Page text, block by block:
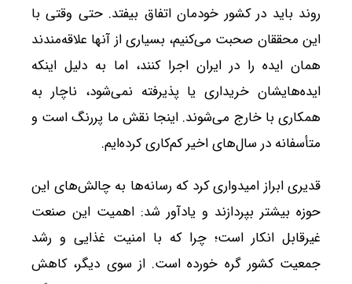
روند باید در کشور خودمان اتفاق بیفتد. حتی وقتی با
این محققان صحبت می‌کنیم، بسیاری از آنها علاقه‌مندند
همان ایده را در ایران اجرا کنند، اما به دلیل اینکه
ایده‌هایشان خریداری یا پذیرفته نمی‌شود، ناچار به
همکاری با خارج می‌شوند. اینجا نقش ما پررنگ است و
متأسفانه در سال‌های اخیر کم‌کاری کرده‌ایم.
قدیری ابراز امیدواری کرد که رسانه‌ها به چالش‌های این
حوزه بیشتر بپردازند و یادآور شد: اهمیت این صنعت
غیرقابل انکار است؛ چرا که با امنیت غذایی و رشد
جمعیت کشور گره خورده است. از سوی دیگر، کاهش